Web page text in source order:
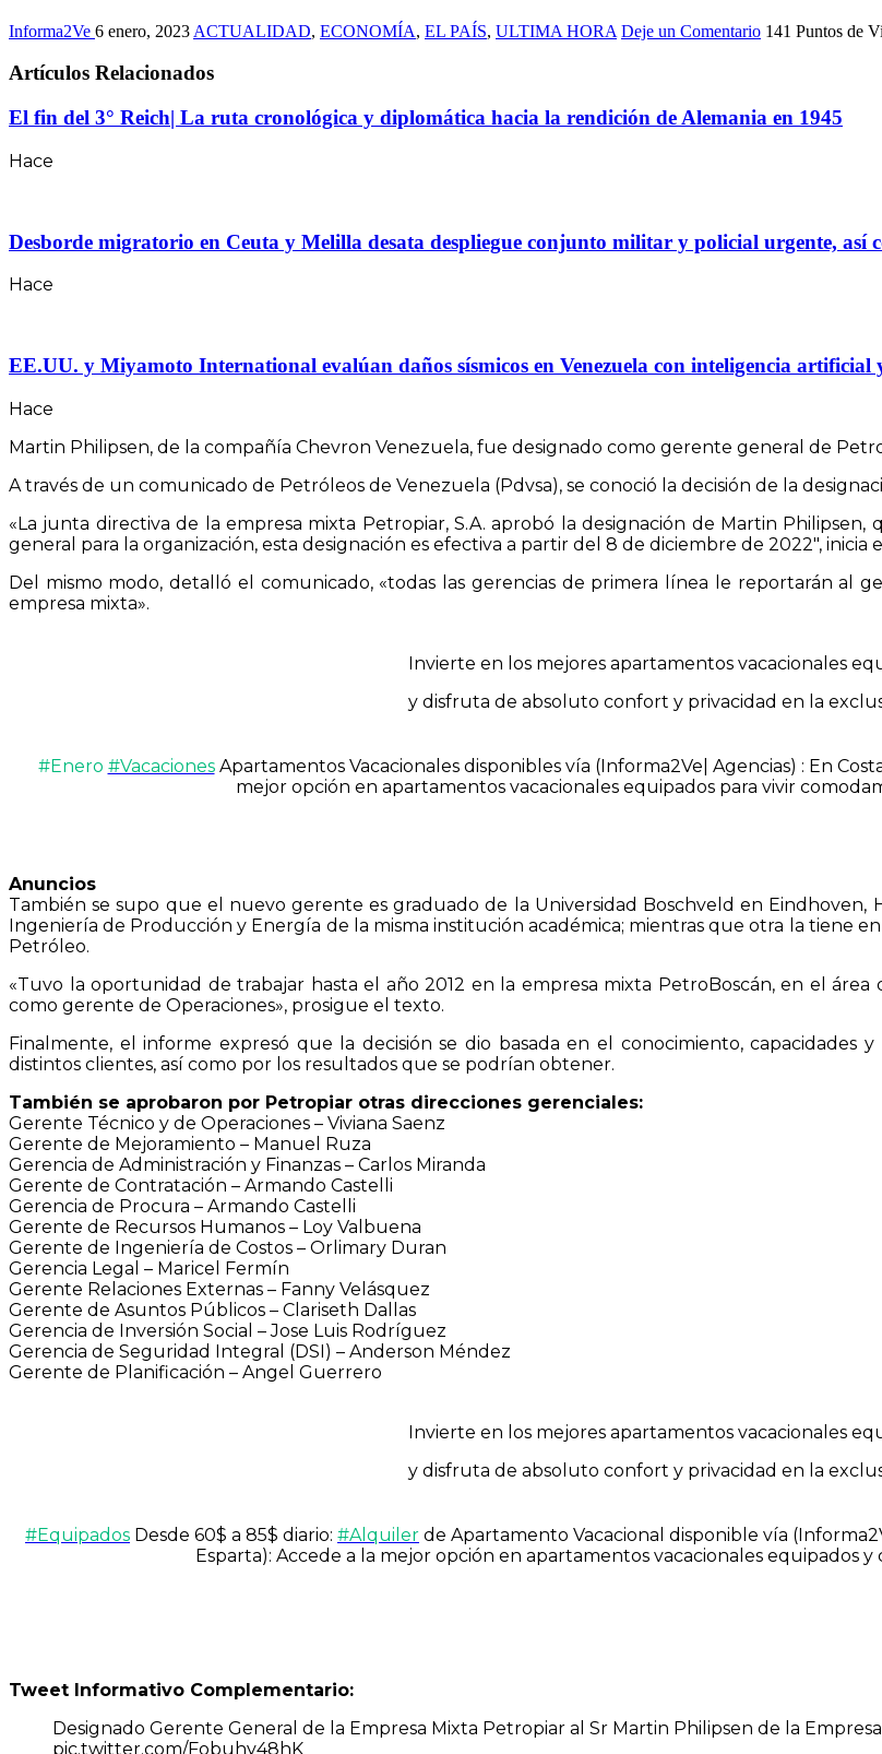
Informa2Ve 6 enero, 2023 ACTUALIDAD, ECONOMÍA, EL PAÍS, ULTIMA HORA Deje un Comentario 141 Puntos de
Artículos Relacionados
El fin del 3° Reich| La ruta cronológica y diplomática hacia la rendición de Alemania en 1945
Hace
Desborde migratorio en Ceuta y Melilla desata despliegue conjunto militar y policial urgente, así
Hace
EE.UU. y Miyamoto International evalúan daños sísmicos en Venezuela con inteligencia artificial
Hace
Martin Philipsen, de la compañía Chevron Venezuela, fue designado como gerente general de
A través de un comunicado de Petróleos de Venezuela (Pdvsa), se conoció la decisión de la
«La junta directiva de la empresa mixta Petropiar, S.A. aprobó la designación de Martin
general para la organización, esta designación es efectiva a partir del 8 de diciembre de 2022″, inicia
Del mismo modo, detalló el comunicado, «todas las gerencias de primera línea le reportarán al
empresa mixta».
Invierte en los mejores apartamentos vacacionales
y disfruta de absoluto confort y privacidad en la
#Enero #VacacionesApartamentos Vacacionales disponibles vía (Informa2Ve| Agencias) : En
mejor opción en apartamentos vacacionales equipados para vivir
Anuncios
También se supo que el nuevo gerente es graduado de la Universidad Boschveld en Eindhoven,
Ingeniería de Producción y Energía de la misma institución académica; mientras que otra la tiene
Petróleo.
«Tuvo la oportunidad de trabajar hasta el año 2012 en la empresa mixta PetroBoscán, en el
como gerente de Operaciones», prosigue el texto.
Finalmente, el informe expresó que la decisión se dio basada en el conocimiento, capacidades
distintos clientes, así como por los resultados que se podrían obtener.
También se aprobaron por Petropiar otras direcciones gerenciales:
Gerente Técnico y de Operaciones – Viviana Saenz
Gerente de Mejoramiento – Manuel Ruza
Gerencia de Administración y Finanzas – Carlos Miranda
Gerente de Contratación – Armando Castelli
Gerencia de Procura – Armando Castelli
Gerente de Recursos Humanos – Loy Valbuena
Gerente de Ingeniería de Costos – Orlimary Duran
Gerencia Legal – Maricel Fermín
Gerente Relaciones Externas – Fanny Velásquez
Gerente de Asuntos Públicos – Clariseth Dallas
Gerencia de Inversión Social – Jose Luis Rodríguez
Gerencia de Seguridad Integral (DSI) – Anderson Méndez
Gerente de Planificación – Angel Guerrero
Invierte en los mejores apartamentos vacacionales
y disfruta de absoluto confort y privacidad en la
#Equipados Desde 60$ a 85$ diario: #Alquiler de Apartamento Vacacional disponible vía
Esparta): Accede a la mejor opción en apartamentos vacacionales equipados y
Tweet Informativo Complementario:
Designado Gerente General de la Empresa Mixta Petropiar al Sr Martin Philipsen de la
pic.twitter.com/Fobuhy48hK